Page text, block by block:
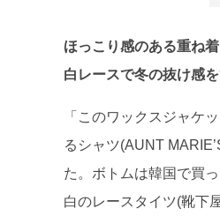
ほっこり感のある重ね
白レースで冬の抜け感
「このワックスジャケ
るシャツ(AUNT
た。ボトムは韓国で買
白のレースタイツ(靴下